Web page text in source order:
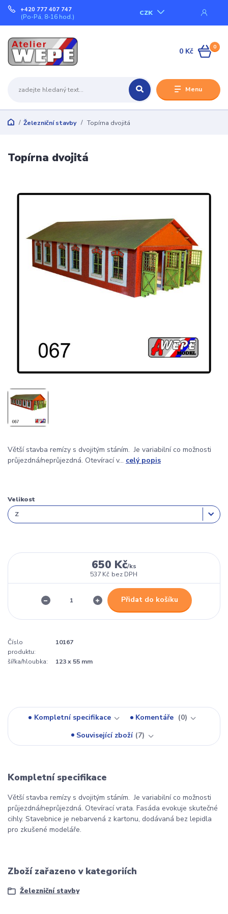
Menu
CZK
+420 777 407 747
(Po-Pá, 8-16 hod.)
0
0 Kč
Železniční stavby Topírna dvojitá
Topírna dvojitá
Větší stavba remízy s dvojitým stáním. Je variabilní co možnosti
průjezdná/neprůjezdná. Otevírací v... celý popis
Velikost
650 Kč/ks
537 Kč bez DPH
Přidat do košíku
Číslo
produktu:
10167
šířka/hloubka: 123 x 55 mm
Kompletní specifikace Komentáře
0
Související zboží 7
Kompletní specifikace
Větší stavba remízy s dvojitým stáním. Je variabilní co možnosti
průjezdná/neprůjezdná. Otevírací vrata. Fasáda evokuje skutečné
cihly. Stavebnice je nebarvená z kartonu, dodávaná bez lepidla
pro zkušené modeláře.
Zboží zařazeno v kategoriích
Železniční stavby